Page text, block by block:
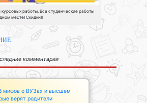
работы. Все студенческие работы
месте! Скидки!!
комментарии
мифов о ВУЗах и высшем
верят родители